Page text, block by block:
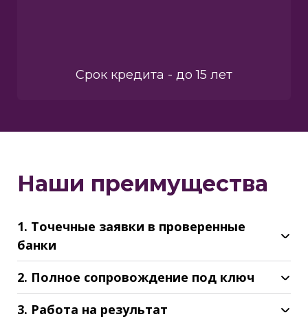
Срок кредита - до 15 лет
Наши преимущества
1. Точечные заявки в проверенные
банки
2. Полное сопровождение под ключ
3. Работа на результат